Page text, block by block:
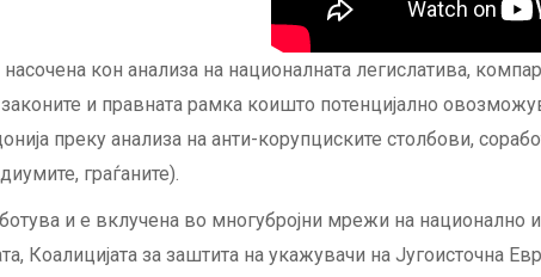
кон aнализа на националната легислатива,
и правната рамка коишто потенцијално
преку анализа на анти-корупциските столбови,
граѓаните).
и е вклучена во многубројни мрежи на
Коалицијата за заштита на укажувачи на Југоисточна